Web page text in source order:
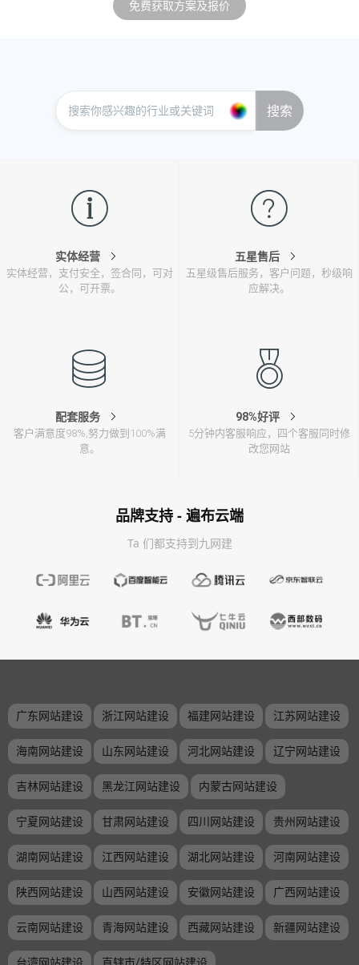
免费获取方案及报价
搜索
实体经营
实体经营，支付安全，签合同，可对
公，可开票。
五星售后
五星级售后服务，客户问题，秒级响
应解决。
配套服务
客户满意度98%,努力做到100%满
意。
98%好评
5分钟内客服响应，四个客服同时修
改您网站
品牌支持 - 遍布云端
Ta 们都支持到九网建
广东网站建设 浙江网站建设 福建网站建设 江苏网站建设
海南网站建设 山东网站建设 河北网站建设 辽宁网站建设
吉林网站建设 黑龙江网站建设 内蒙古网站建设
宁夏网站建设 甘肃网站建设 四川网站建设 贵州网站建设
湖南网站建设 江西网站建设 湖北网站建设 河南网站建设
陕西网站建设 山西网站建设 安徽网站建设 广西网站建设
云南网站建设 青海网站建设 西藏网站建设 新疆网站建设
台湾网站建设 直辖市/特区网站建设